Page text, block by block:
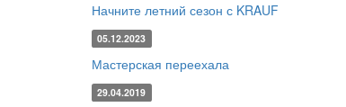
Начните летний сезон с KRAUF
05.12.2023
Мастерская переехала
29.04.2019